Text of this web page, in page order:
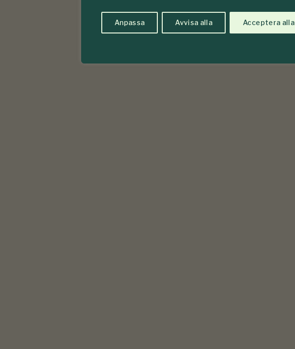
Anpassa Avvisa alla Acceptera alla